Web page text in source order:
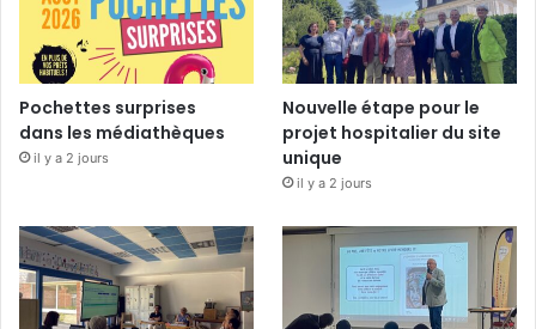
Pochettes surprises
dans les médiathèques
il y a 2 jours
Nouvelle étape pour le
projet hospitalier du site
unique
il y a 2 jours